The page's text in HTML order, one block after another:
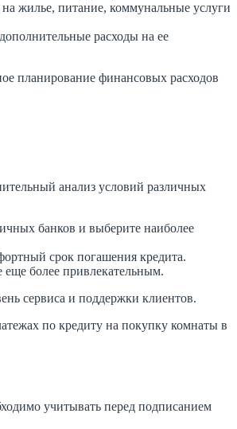
жилье, питание, коммунальные услуги
расходы на ее
планирование финансовых расходов
анализ условий различных
банков и выберите наиболее
срок погашения кредита.
более привлекательным.
сервиса и поддержки клиентов.
по кредиту на покупку комнаты в
учитывать перед подписанием